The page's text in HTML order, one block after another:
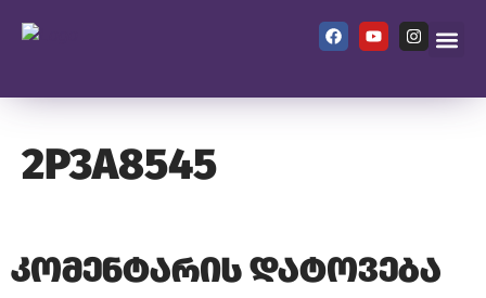
2P3A8545
კომენტარის დატოვება